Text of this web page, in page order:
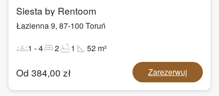
Siesta by Rentoom
Łazienna 9, 87-100 Toruń
groups1 -4bed2bathtub1 square_foot 52 m²
Od 384,00 zł Zarezerwuj